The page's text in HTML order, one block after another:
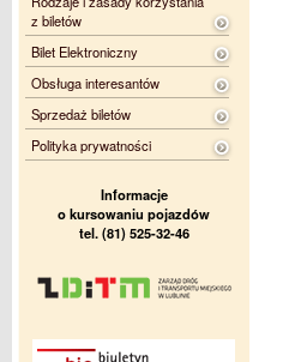
z biletów
Bilet Elektroniczny
Obsługa interesantów
Sprzedaż biletów
Polityka prywatności
Informacje
o kursowaniu pojazdów
tel. (81) 525-32-46